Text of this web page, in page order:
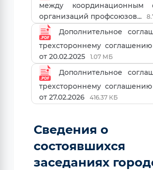
между координационным
организаций профсоюзов...
Дополнительное
трехстороннему
от 20.02.2025
1.07 МБ
Дополнительное
трехстороннему
от 27.02.2026
416.37 КБ
Сведения о
состоявшихся
заседаниях